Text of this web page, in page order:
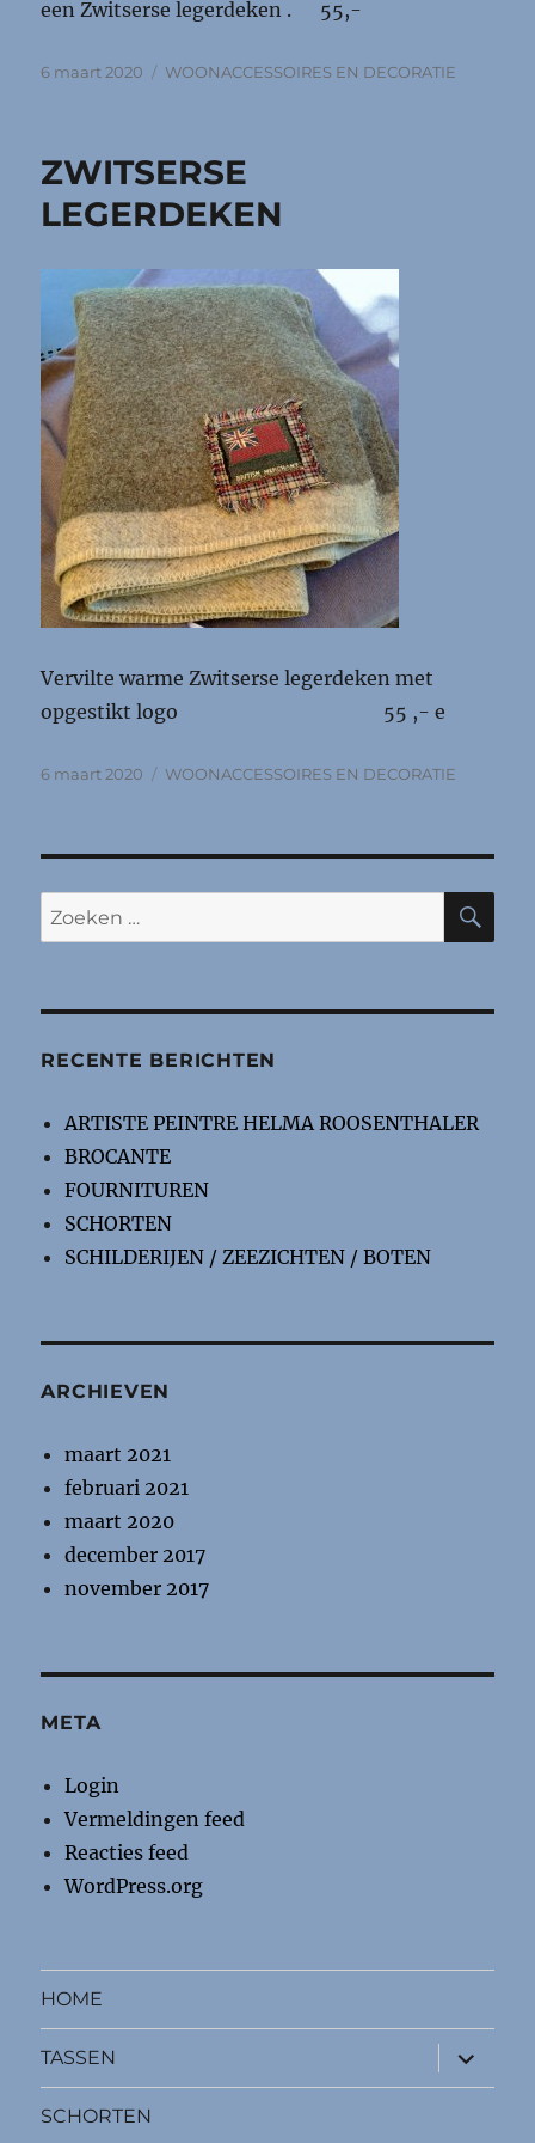
een Zwitserse legerdeken . 55,-
Geplaatst
6 maart 2020 Categorieën
WOONACCESSOIRES EN DECORATIE
ZWITSERSE
LEGERDEKEN
Vervilte warme Zwitserse legerdeken met
opgestikt logo 55 ,- e
Geplaatst
6 maart 2020 Categorieën
WOONACCESSOIRES EN DECORATIE
Zoeken
naar:
RECENTE BERICHTEN
ARTISTE PEINTRE HELMA ROOSENTHALER
BROCANTE
FOURNITUREN
SCHORTEN
SCHILDERIJEN / ZEEZICHTEN / BOTEN
ARCHIEVEN
maart 2021
februari 2021
maart 2020
december 2017
november 2017
META
Login
Vermeldingen feed
Reacties feed
WordPress.org
HOME
TASSEN
SCHORTEN